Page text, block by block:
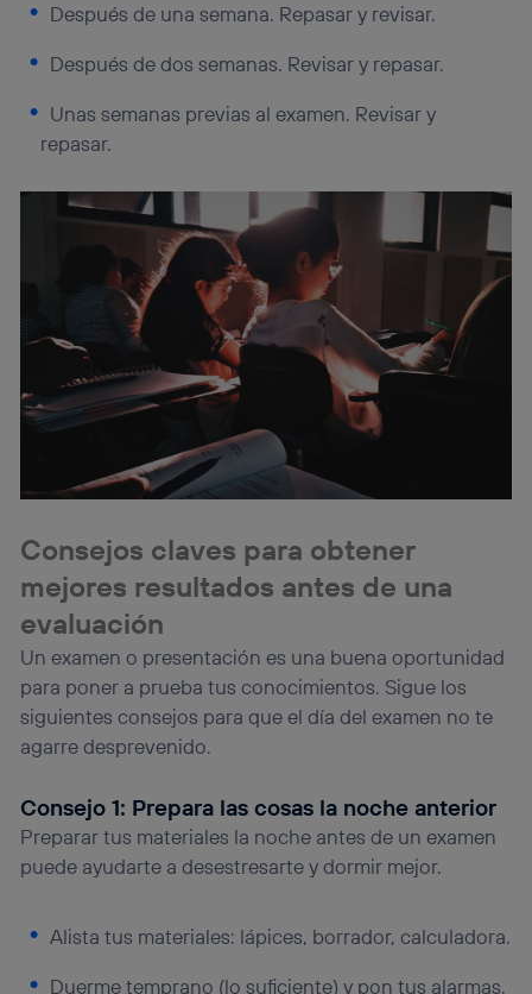
Después de una semana. Repasar y revisar.
Después de dos semanas. Revisar y repasar.
Unas semanas previas al examen. Revisar y
repasar.
Consejos claves para obtener
mejores resultados antes de una
evaluación
Un examen o presentación es una buena oportunidad
para poner a prueba tus conocimientos. Sigue los
siguientes consejos para que el día del examen no te
agarre desprevenido.
Consejo 1: Prepara las cosas la noche anterior
Preparar tus materiales la noche antes de un examen
puede ayudarte a desestresarte y dormir mejor.
Alista tus materiales: lápices, borrador, calculadora.
Duerme temprano (lo suficiente) y pon tus alarmas.